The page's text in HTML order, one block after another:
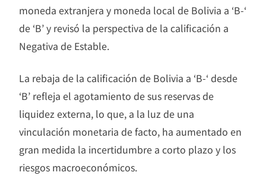
moneda extranjera y moneda local de Bolivia a ‘B-‘
de ‘B’ y revisó la perspectiva de la calificación a
Negativa de Estable.
La rebaja de la calificación de Bolivia a ‘B-‘ desde
‘B’ refleja el agotamiento de sus reservas de
liquidez externa, lo que, a la luz de una
vinculación monetaria de facto, ha aumentado en
gran medida la incertidumbre a corto plazo y los
riesgos macroeconómicos.